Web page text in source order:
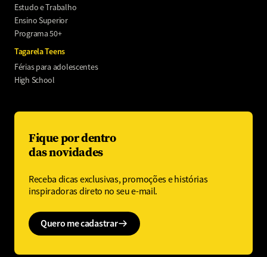
Estudo e Trabalho
Ensino Superior
Programa 50+
Tagarela Teens
Férias para adolescentes
High School
Fique por dentro
das novidades
Receba dicas exclusivas, promoções e histórias
inspiradoras direto no seu e-mail.
Quero me cadastrar